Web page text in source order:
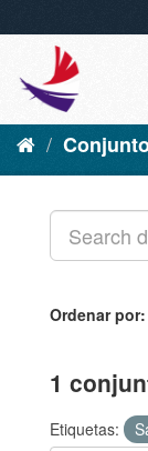
Ordenar por
1
Etiquetas: